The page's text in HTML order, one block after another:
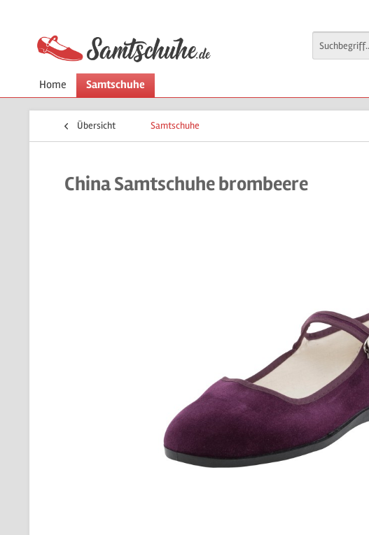
Home Samtschuhe
Übersicht Samtschuhe
China Samtschuhe brombeere